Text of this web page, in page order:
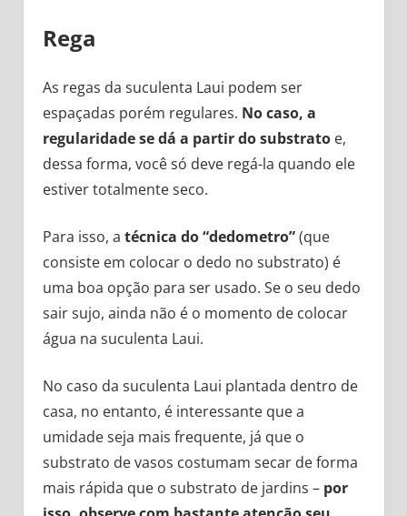
Rega
As regas da suculenta Laui podem ser
espaçadas porém regulares. No caso, a
regularidade se dá a partir do substratoe,
dessa forma, você só deve regá-la quando ele
estiver totalmente seco.
Para isso, a técnica do “dedometro”(que
consiste em colocar o dedo no substrato) é
uma boa opção para ser usado. Se o seu dedo
sair sujo, ainda não é o momento de colocar
água na suculenta Laui.
No caso da suculenta Laui plantada dentro de
casa, no entanto, é interessante que a
umidade seja mais frequente, já que o
substrato de vasos costumam secar de forma
mais rápida que o substrato de jardins – por